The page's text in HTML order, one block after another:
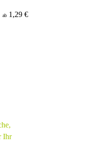
ab 1,29 €